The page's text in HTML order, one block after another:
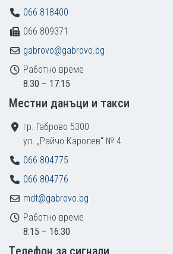
066 818400
066 809371
gabrovo@gabrovo.bg
Работно време
8:30 – 17:15
Местни данъци и такси
гр. Габрово 5300
ул. „Райчо Каролев“ № 4
066 804775
066 804776
mdt@gabrovo.bg
Работно време
8:15 – 16:30